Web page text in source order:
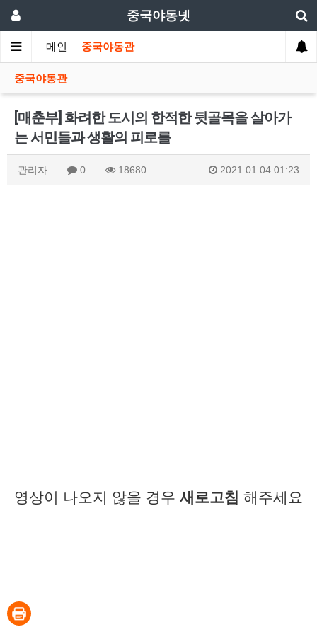
중국야동넷
메인 중국야동관
중국야동관
[매춘부] 화려한 도시의 한적한 뒷골목을 살아가
는 서민들과 생활의 피로를
관리자 0 18680 2021.01.04 01:23
영상이 나오지 않을 경우 새로고침 해주세요